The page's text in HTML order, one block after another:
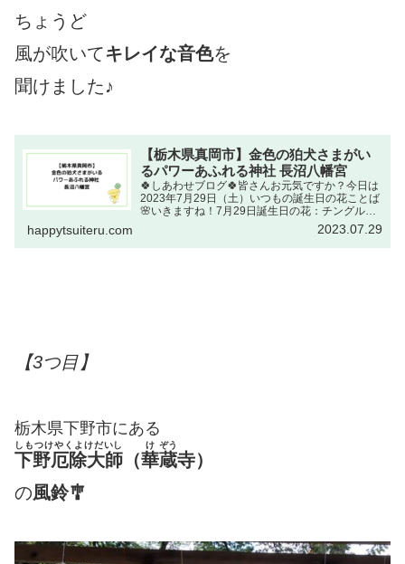
ちょうど
風が吹いてキレイな音色を
聞けました♪
【栃木県真岡市】金色の狛犬さまがい
るパワーあふれる神社 長沼八幡宮
🍀しあわせブログ🍀皆さんお元気ですか？今日は
2023年7月29日（土）いつもの誕生日の花ことば
🌸いきますね！7月29日誕生日の花：チングルマ
（稚児車・バラ科）花ことば：可か憐れん出典
元：NHKラジオ深夜便 誕生日の花可か憐れんか
らは・・・ ...
happytsuiteru.com 2023.07.29
【3つ目】
栃木県下野市にある
下野厄除大師
しもつけやくよけだいし
（華
け
蔵
ぞう
寺）
の風鈴🎐